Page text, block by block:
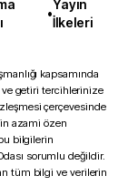
•
Yayın
İlkeleri
kapsamında
ve getiri tercihlerinize
çerçevesinde
azami özen
bilgilerin
sorumlu değildir.
tüm bilgi ve verilerin